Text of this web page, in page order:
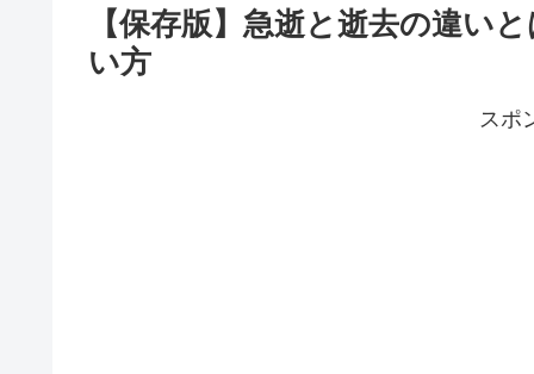
【保存版】急逝と逝去の違い
い方
スポ